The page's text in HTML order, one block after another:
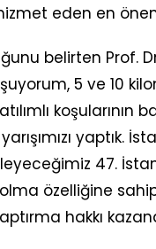
eden en
belirten Prof.
5 ve 10
koşularının
yaptık.
47.
özelliğine
hakkı